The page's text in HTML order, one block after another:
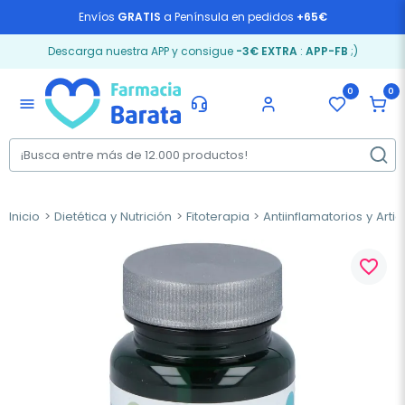
Envíos GRATIS a Península en pedidos +65€
Descarga nuestra APP y consigue -3€ EXTRA: APP-FB ;)
menu
0 0
Inicio Dietética y Nutrición Fitoterapia Antiinflamatorios y
favorite_border